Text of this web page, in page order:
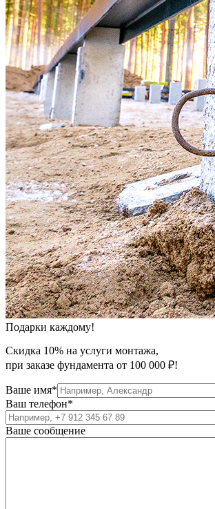
Подарки каждому!
Скидка 10% на услуги монтажа,
при заказе фундамента от 100 000 ₽!
Ваше имя*
Ваш телефон*
Ваше сообщение